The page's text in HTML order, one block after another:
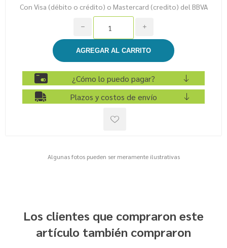
Con Visa (débito o crédito) o Mastercard (credito) del BBVA
i
h
¿Cómo lo puedo pagar?
Plazos y costos de envío
Algunas fotos pueden ser meramente ilustrativas
Los clientes que compraron este
artículo también compraron